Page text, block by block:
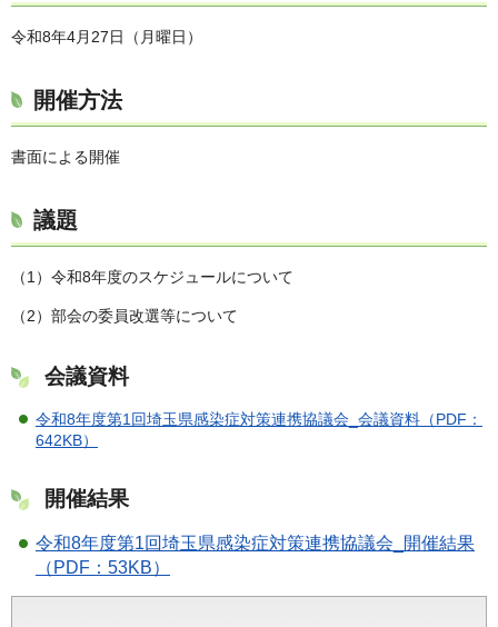
令和8年4月27日（月曜日）
開催方法
書面による開催
議題
（1）令和8年度のスケジュールについて
（2）部会の委員改選等について
会議資料
令和8年度第1回埼玉県感染症対策連携協議会_会議資料（PDF：
642KB）
開催結果
令和8年度第1回埼玉県感染症対策連携協議会_開催結果
（PDF：53KB）